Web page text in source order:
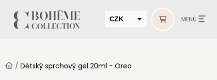
CZK MENU
/ Dětský sprchový gel 20ml - Orea